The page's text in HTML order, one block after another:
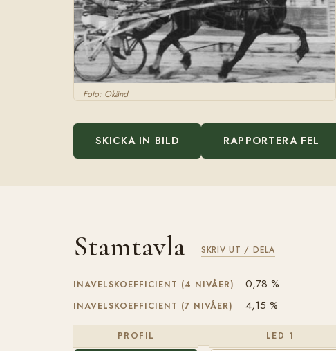
Foto: Okänd
SKICKA IN BILD RAPPORTERA FEL
Stamtavla SKRIV UT / DELA
INAVELSKOEFFICIENT (4 NIVÅER) 0,78 %
INAVELSKOEFFICIENT (7 NIVÅER) 4,15 %
PROFIL LED 1